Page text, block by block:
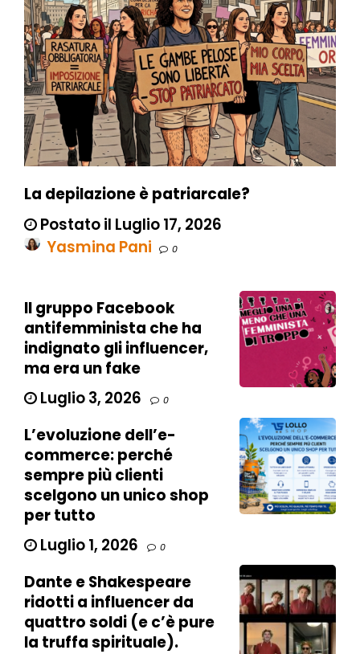
La depilazione è patriarcale?
Postato il Luglio 17, 2026
Yasmina Pani
0
Il gruppo Facebook
antifemminista che ha
indignato gli influencer,
ma era un fake
Luglio 3, 2026
0
L’evoluzione dell’e-
commerce: perché
sempre più clienti
scelgono un unico shop
per tutto
Luglio 1, 2026
0
Dante e Shakespeare
ridotti a influencer da
quattro soldi (e c’è pure
la truffa spirituale).